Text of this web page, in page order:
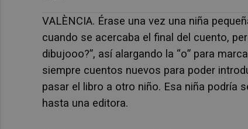
VALÈNCIA. Érase una vez una niña
cuando se acercaba el final del cuento,
dibujooo?”, así alargando la “o” para
siempre cuentos nuevos para poder
pasar el libro a otro niño. Esa niña podría
hasta una editora.